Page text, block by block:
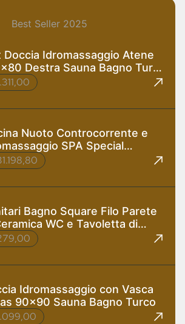
Best Seller 2025
Doccia Idromassaggio Atene
Destra Sauna Bagno Turco
Nuoto Controcorrente e
SPA Special
cm
Bagno Square Filo Parete
WC e Tavoletta di
Idromassaggio con Vasca
90x90 Sauna Bagno Turco